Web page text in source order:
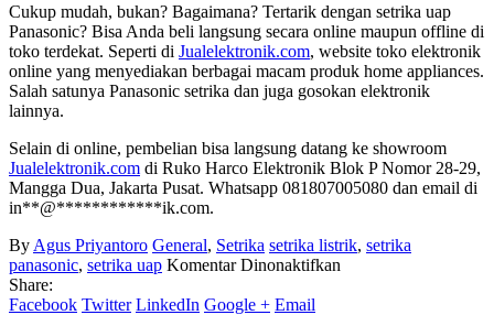
Cukup mudah, bukan? Bagaimana? Tertarik dengan setrika uap
Panasonic? Bisa Anda beli langsung secara online maupun offline di
toko terdekat. Seperti di Jualelektronik.com, website toko elektronik
online yang menyediakan berbagai macam produk home appliances.
Salah satunya Panasonic setrika dan juga gosokan elektronik
lainnya.
Selain di online, pembelian bisa langsung datang ke showroom
Jualelektronik.com di Ruko Harco Elektronik Blok P Nomor 28-29,
Mangga Dua, Jakarta Pusat. Whatsapp 081807005080 dan email di
in**@************ik.com.
By Agus Priyantoro General, Setrika setrika listrik, setrika
panasonic, setrika uap Komentar Dinonaktifkan
Share:
Facebook Twitter LinkedIn Google + Email